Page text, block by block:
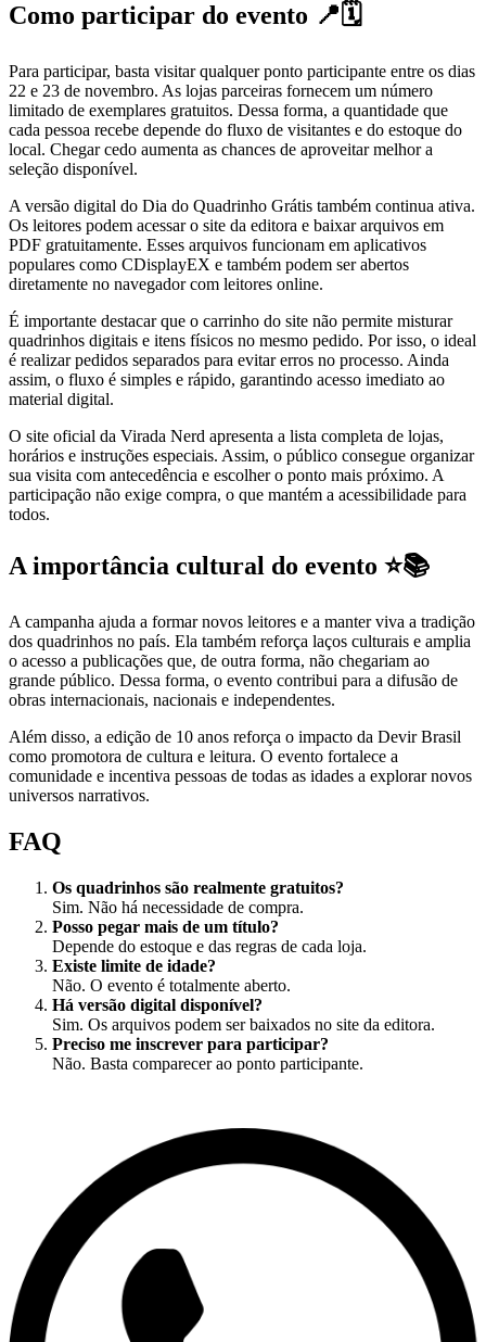
Como participar do evento 📍🗓️
Para participar, basta visitar qualquer ponto participante entre os dias
22 e 23 de novembro. As lojas parceiras fornecem um número
limitado de exemplares gratuitos. Dessa forma, a quantidade que
cada pessoa recebe depende do fluxo de visitantes e do estoque do
local. Chegar cedo aumenta as chances de aproveitar melhor a
seleção disponível.
A versão digital do Dia do Quadrinho Grátis também continua ativa.
Os leitores podem acessar o site da editora e baixar arquivos em
PDF gratuitamente. Esses arquivos funcionam em aplicativos
populares como CDisplayEX e também podem ser abertos
diretamente no navegador com leitores online.
É importante destacar que o carrinho do site não permite misturar
quadrinhos digitais e itens físicos no mesmo pedido. Por isso, o ideal
é realizar pedidos separados para evitar erros no processo. Ainda
assim, o fluxo é simples e rápido, garantindo acesso imediato ao
material digital.
O site oficial da Virada Nerd apresenta a lista completa de lojas,
horários e instruções especiais. Assim, o público consegue organizar
sua visita com antecedência e escolher o ponto mais próximo. A
participação não exige compra, o que mantém a acessibilidade para
todos.
A importância cultural do evento ⭐📚
A campanha ajuda a formar novos leitores e a manter viva a tradição
dos quadrinhos no país. Ela também reforça laços culturais e amplia
o acesso a publicações que, de outra forma, não chegariam ao
grande público. Dessa forma, o evento contribui para a difusão de
obras internacionais, nacionais e independentes.
Além disso, a edição de 10 anos reforça o impacto da Devir Brasil
como promotora de cultura e leitura. O evento fortalece a
comunidade e incentiva pessoas de todas as idades a explorar novos
universos narrativos.
FAQ
Os quadrinhos são realmente gratuitos?
Sim. Não há necessidade de compra.
Posso pegar mais de um título?
Depende do estoque e das regras de cada loja.
Existe limite de idade?
Não. O evento é totalmente aberto.
Há versão digital disponível?
Sim. Os arquivos podem ser baixados no site da editora.
Preciso me inscrever para participar?
Não. Basta comparecer ao ponto participante.